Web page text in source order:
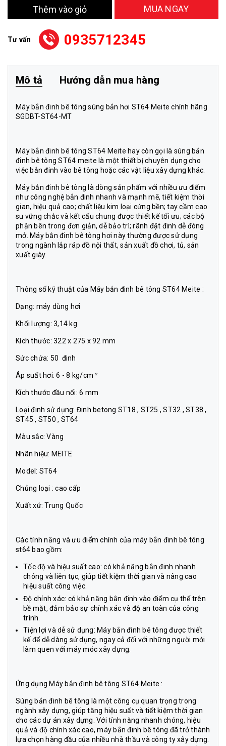
Thêm vào giỏ MUA NGAY
Tư vấn 0935712345
Mô tả Hướng dẫn mua hàng
Máy bắn đinh bê tông súng bắn hơi ST64 Meite chính hãng
SGDBT-ST64-MT
Máy bắn đinh bê tông ST64 Meite hay còn gọi là súng bắn
đinh bê tông ST64 meite là một thiết bị chuyên dụng cho
việc bắn đinh vào bê tông hoặc các vật liệu xây dựng khác.
Máy bắn đinh bê tông là dòng sản phẩm với nhiều ưu điểm
như công nghệ bắn đinh nhanh và mạnh mẽ, tiết kiệm thời
gian, hiệu quả cao; chất liệu kim loại cứng bền; tay cầm cao
su vững chắc và kết cấu chung được thiết kế tối ưu; các bộ
phận bên trong đơn giản, dễ bảo trì; rãnh đặt đinh dễ đóng
mở. Máy bắn đinh bê tông hơi này thường được sử dụng
trong ngành lắp ráp đồ nội thất, sản xuất đồ chơi, tủ, sản
xuất giày.
Thông số kỹ thuật của Máy bắn đinh bê tông ST64 Meite :
Dạng: máy dùng hơi
Khối lượng: 3,14 kg
Kích thước: 322 x 275 x 92 mm
Sức chứa: 50 đinh
Áp suất hơi: 6 - 8 kg/cm ²
Kích thước đầu nối: 6 mm
Loại đinh sử dụng: Đinh betong ST18 , ST25 , ST32 , ST38 ,
ST45 , ST50 , ST64
Màu sắc: Vàng
Nhãn hiệu: MEITE
Model: ST64
Chủng loại : cao cấp
Xuất xứ: Trung Quốc
Các tính năng và ưu điểm chính của máy bắn đinh bê tông
st64 bao gồm:
Tốc độ và hiệu suất cao: có khả năng bắn đinh nhanh
chóng và liên tục, giúp tiết kiệm thời gian và nâng cao
hiệu suất công việc.
Độ chính xác: có khả năng bắn đinh vào điểm cụ thể trên
bề mặt, đảm bảo sự chính xác và độ an toàn của công
trình.
Tiện lợi và dễ sử dụng: Máy bắn đinh bê tông được thiết
kế để dễ dàng sử dụng, ngay cả đối với những người mới
làm quen với máy móc xây dựng.
Ứng dụng Máy bắn đinh bê tông ST64 Meite :
Súng bắn đinh bê tông là một công cụ quan trọng trong
ngành xây dựng, giúp tăng hiệu suất và tiết kiệm thời gian
cho các dự án xây dựng. Với tính năng nhanh chóng, hiệu
quả và độ chính xác cao, máy bắn đinh bê tông đã trở thành
lựa chọn hàng đầu của nhiều nhà thầu và công ty xây dựng.